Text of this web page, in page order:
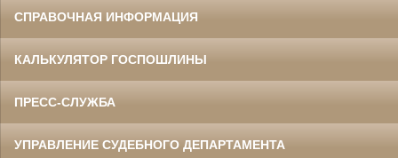
СПРАВОЧНАЯ ИНФОРМАЦИЯ
КАЛЬКУЛЯТОР ГОСПОШЛИНЫ
ПРЕСС-СЛУЖБА
УПРАВЛЕНИЕ СУДЕБНОГО ДЕПАРТАМЕНТА